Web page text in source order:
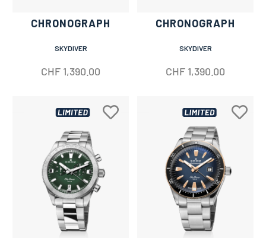
CHRONOGRAPH
SKYDIVER
CHF 1,390.00
CHRONOGRAPH
SKYDIVER
CHF 1,390.00